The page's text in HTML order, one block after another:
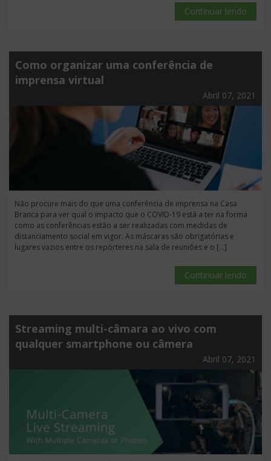
Continuar lendo
Como organizar uma conferência de
imprensa virtual
Abril 07, 2021
Não procure mais do que uma conferência de imprensa na Casa
Branca para ver qual o impacto que o COVID-19 está a ter na forma
como as conferências estão a ser realizadas com medidas de
distanciamento social em vigor. As máscaras são obrigatórias e
lugares vazios entre os repórteres na sala de reuniões e o […]
Continuar lendo
Streaming multi-câmara ao vivo com
qualquer smartphone ou câmera
Abril 07, 2021